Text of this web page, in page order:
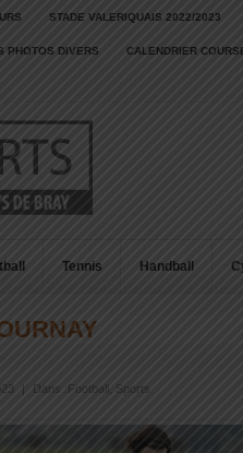
STADE VALERIQUAIS 2022/2023
PHOTOS DIVERS CALENDRIER
Tennis Handball
Dans : Football Sports